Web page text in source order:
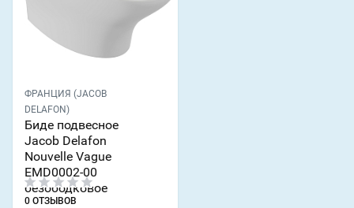
ФРАНЦИЯ (JACOB
DELAFON)
Биде подвесное
Jacob Delafon
Nouvelle Vague
EMD0002-00
безободковое
0 ОТЗЫВОВ